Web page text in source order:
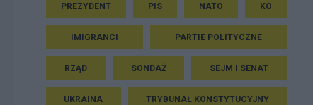
PREZYDENT PIS NATO KO
IMIGRANCI PARTIE POLITYCZNE
RZĄD SONDAŻ SEJM I SENAT
UKRAINA TRYBUNAŁ KONSTYTUCYJNY